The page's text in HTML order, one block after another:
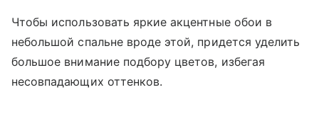
Чтобы использовать яркие акцентные обои в
небольшой спальне вроде этой, придется уделить
большое внимание подбору цветов, избегая
несовпадающих оттенков.